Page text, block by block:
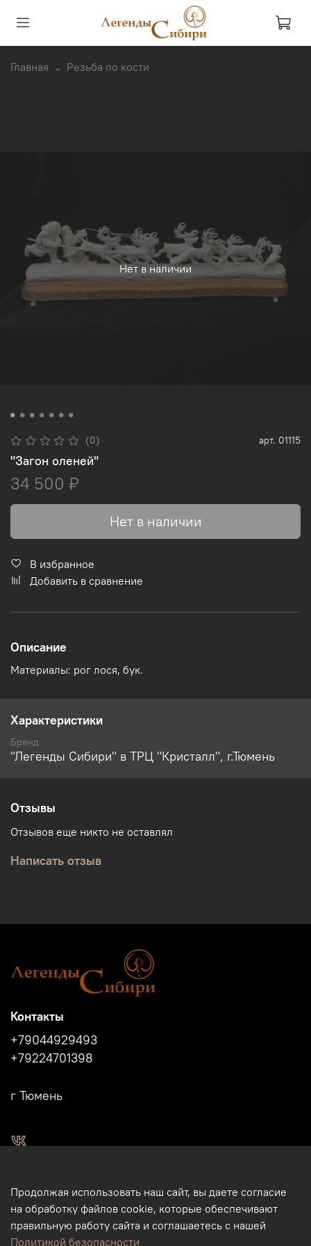
Главная Резьба по кости
Нет в наличии
(0) арт. 01115
"Загон оленей"
34 500 ₽
Нет в наличии
В избранное
Добавить в сравнение
Описание
Материалы: рог лося, бук.
Характеристики
Бренд
"Легенды Сибири" в ТРЦ "Кристалл", г.Тюмень
Отзывы
Отзывов еще никто не оставлял
Написать отзыв
Контакты
+79044929493
+79224701398
г Тюмень
Магазин подарков и сувениров в Тюмени. Тюменские
сувениры. Подарки и сувениры из кости, бивня мамонта в
Тюмени. Бизнес-сувениры. Корпоративные подарки.
Продолжая использовать наш сайт, вы даете согласие
на обработку файлов cookie, которые обеспечивают
правильную работу сайта и соглашаетесь с нашей
Политикой безопасности